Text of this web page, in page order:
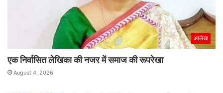
आलेख
एक निर्वासित लेखिका की नजर में समाज की रूपरेखा
August 4, 2026